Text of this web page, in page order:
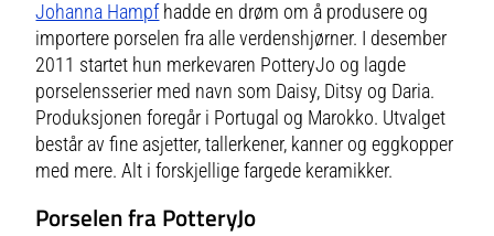
Johanna Hampf hadde en drøm om å produsere og
importere porselen fra alle verdenshjørner. I desember
2011 startet hun merkevaren PotteryJo og lagde
porselensserier med navn som Daisy, Ditsy og Daria.
Produksjonen foregår i Portugal og Marokko. Utvalget
består av fine asjetter, tallerkener, kanner og eggkopper
med mere. Alt i forskjellige fargede keramikker.
Porselen fra PotteryJo